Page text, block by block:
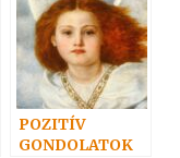
POZITÍV
GONDOLATOK